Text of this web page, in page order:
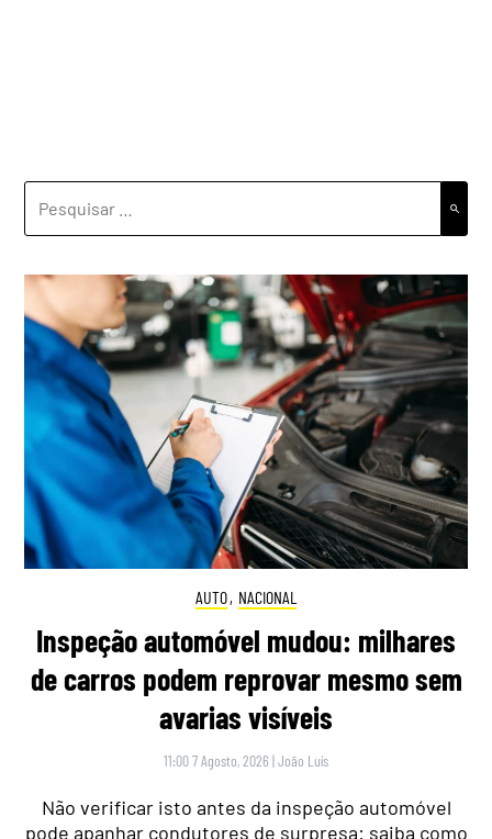
POR:
AUTO, NACIONAL
Inspeção automóvel mudou: milhares
de carros podem reprovar mesmo sem
avarias visíveis
11:00 7 Agosto, 2026 |João Luís
Não verificar isto antes da inspeção automóvel
pode apanhar condutores de surpresa: saiba como